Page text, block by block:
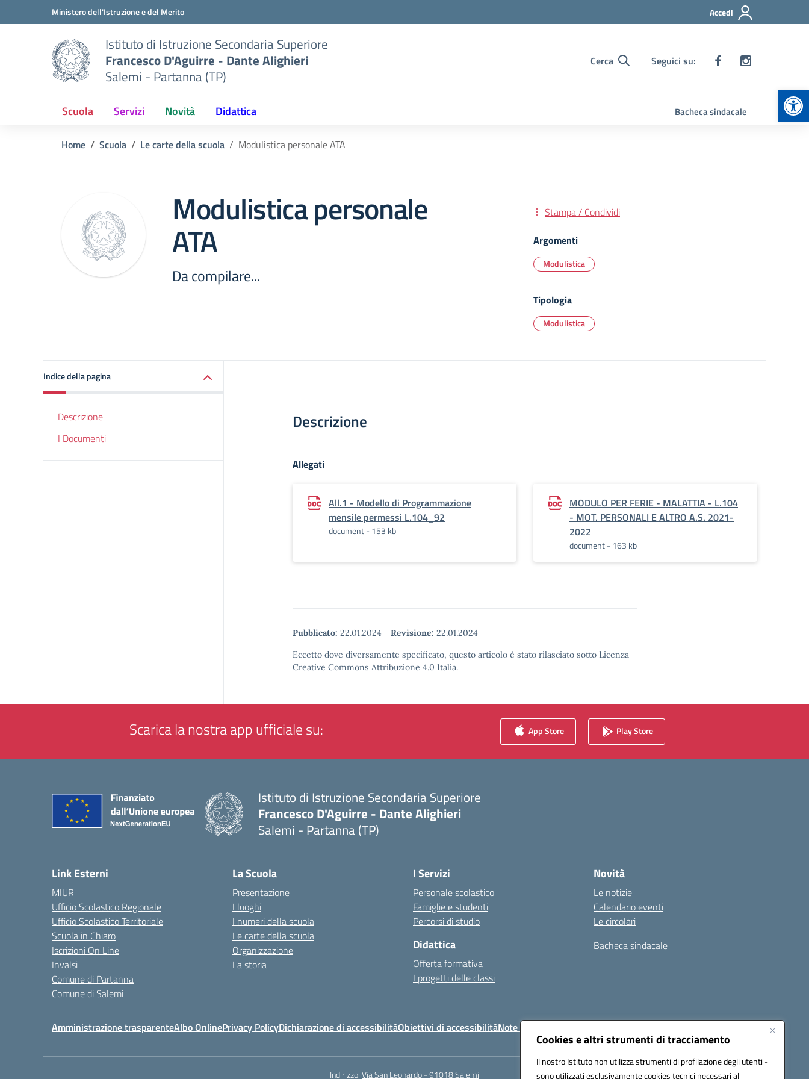
Cookies e altri strumenti di tracciamento
Il nostro Istituto non utilizza strumenti di profilazione degli utenti -
sono utilizzati esclusivamente cookies tecnici necessari al
Vai ai contenuti
Vai al menu di navigazioneMinistero dell'Istruzione e del Merito Accedi
Istituto di Istruzione Secondaria Superiore
Francesco D'Aguirre - Dante Alighieri
Salemi - Partanna (TP)
Cerca Seguici su:
Scuola Servizi Novità Didattica Bacheca sindacale
Home Scuola Le carte della scuola Modulistica personale ATA
Modulistica personale
ATA
Da compilare...
Stampa / Condividi
Argomenti
Modulistica
Tipologia
Modulistica
Indice della pagina
Descrizione
I Documenti
Descrizione
Allegati
All.1 - Modello di Programmazione
mensile permessi L.104_92
document - 153 kb
MODULO PER FERIE - MALATTIA - L.104
- MOT. PERSONALI E ALTRO A.S. 2021-
2022
document - 163 kb
Pubblicato: 22.01.2024 - Revisione: 22.01.2024
Eccetto dove diversamente specificato, questo articolo è stato rilasciato sotto Licenza
Creative Commons Attribuzione 4.0 Italia.
Scarica la nostra app ufficiale su: App Store Play Store
Istituto di Istruzione Secondaria Superiore
Francesco D'Aguirre - Dante Alighieri
Salemi - Partanna (TP)
Link Esterni
MIUR
Ufficio Scolastico Regionale
Ufficio Scolastico Territoriale
Scuola in Chiaro
Iscrizioni On Line
Invalsi
Comune di Partanna
Comune di Salemi
La Scuola
Presentazione
I luoghi
I numeri della scuola
Le carte della scuola
Organizzazione
La storia
I Servizi
Personale scolastico
Famiglie e studenti
Percorsi di studio
Didattica
Offerta formativa
I progetti delle classi
Novità
Le notizie
Calendario eventi
Le circolari
Bacheca sindacale
Amministrazione trasparenteAlbo OnlinePrivacy PolicyDichiarazione di accessibilitàObiettivi di accessibilitàNote legali Seguici su:
Indirizzo:Via San Leonardo - 91018 Salemi